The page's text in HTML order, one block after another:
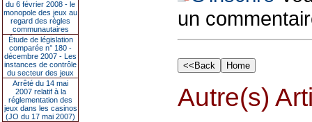
du 6 février 2008 - le
monopole des jeux au
regard des règles
communautaires
Étude de législation
comparée n° 180 -
décembre 2007 - Les
instances de contrôle
du secteur des jeux
Arrêté du 14 mai
2007 relatif à la
réglementation des
jeux dans les casinos
(JO du 17 mai 2007)
un
Autre(s)